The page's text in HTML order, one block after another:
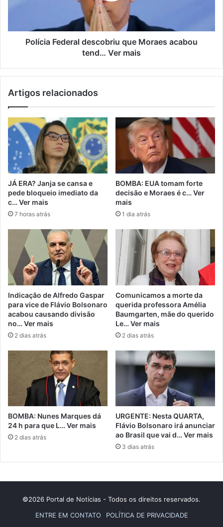
Polícia Federal descobriu que Moraes acabou
tend… Ver mais
Artigos relacionados
JÁ ERA? Janja se cansa e
pede bloqueio imediato da
c… Ver mais
7 horas atrás
BOMBA: EUA tomam forte
decisão e Moraes é c… Ver
mais
1 dia atrás
Indicação de Alfredo Gaspar
para vice de Flávio Bolsonaro
acabou causando divisão
no… Ver mais
2 dias atrás
Comunicamos a morte da
querida professora Amélia
Baumgarten, mãe do querido
Le… Ver mais
2 dias atrás
BOMBA: Nunes Marques dá
24 h para que L… Ver mais
2 dias atrás
URGENTE: Nesta QUARTA,
Flávio Bolsonaro irá anunciar
ao Brasil que vai d… Ver mais
3 dias atrás
©2026 Portal de Notícias - Todos os direitos reservados.
ENTRE EM CONTATO
POLÍTICA DE PRIVACIDADE